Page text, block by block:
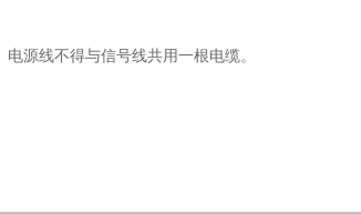
源线不得与信号线共用一根电缆。